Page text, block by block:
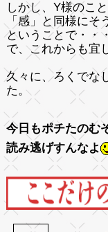
しかし、Y様のこ
「感」
と同様にそ
ということで・
で、これからも宜
久々に、ろくでな
た。
今日もポチたのむ
読み逃げすんなよ